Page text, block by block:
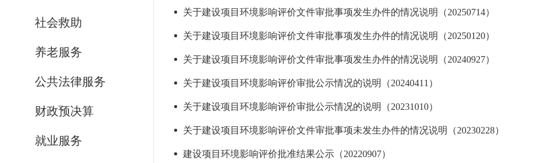
社会救助
养老服务
公共法律服务
财政预决算
就业服务
关于建设项目环境影响评价文件审批事项发生办件的情况说明（20250714）
关于建设项目环境影响评价文件审批事项发生办件的情况说明（20250120）
关于建设项目环境影响评价文件审批事项发生办件的情况说明（20240927）
关于建设项目环境影响评价审批公示情况的说明（20240411）
关于建设项目环境影响评价审批公示情况的说明（20231010）
关于建设项目环境影响评价文件审批事项未发生办件的情况说明（20230228）
建设项目环境影响评价批准结果公示（20220907）